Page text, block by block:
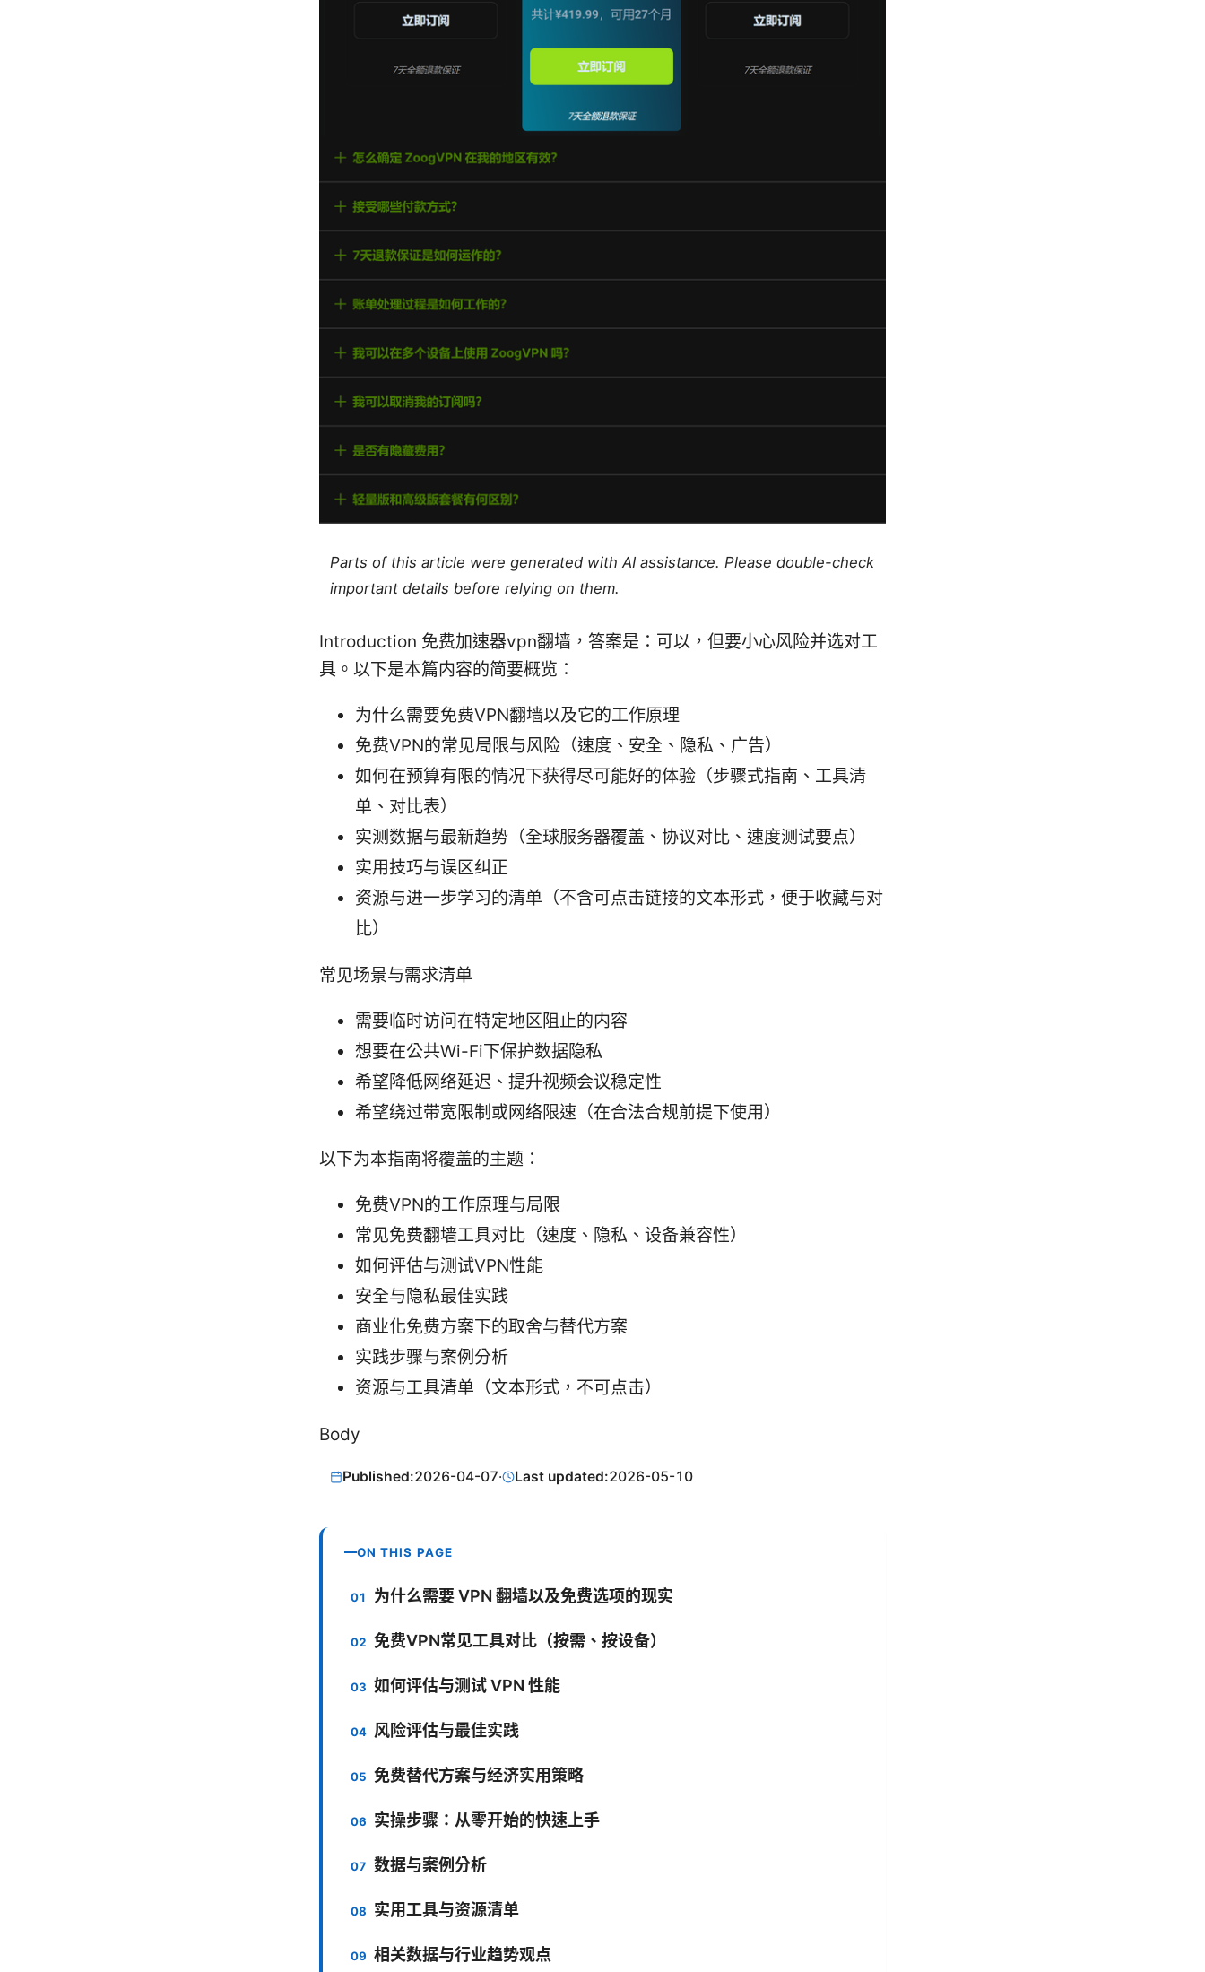
Parts of this article were generated with AI assistance. Please double-check
important details before relying on them.
Introduction 免费加速器vpn翻墙，答案是：可以，但要小心风险并选对工
具。以下是本篇内容的简要概览：
为什么需要免费VPN翻墙以及它的工作原理
免费VPN的常见局限与风险（速度、安全、隐私、广告）
如何在预算有限的情况下获得尽可能好的体验（步骤式指南、工具清
单、对比表）
实测数据与最新趋势（全球服务器覆盖、协议对比、速度测试要点）
实用技巧与误区纠正
资源与进一步学习的清单（不含可点击链接的文本形式，便于收藏与对
比）
常见场景与需求清单
需要临时访问在特定地区阻止的内容
想要在公共Wi-Fi下保护数据隐私
希望降低网络延迟、提升视频会议稳定性
希望绕过带宽限制或网络限速（在合法合规前提下使用）
以下为本指南将覆盖的主题：
免费VPN的工作原理与局限
常见免费翻墙工具对比（速度、隐私、设备兼容性）
如何评估与测试VPN性能
安全与隐私最佳实践
商业化免费方案下的取舍与替代方案
实践步骤与案例分析
资源与工具清单（文本形式，不可点击）
Body
Published:2026-04-07· Last updated:2026-05-10
ON THIS PAGE
为什么需要 VPN 翻墙以及免费选项的现实
免费VPN常见工具对比（按需、按设备）
如何评估与测试 VPN 性能
风险评估与最佳实践
免费替代方案与经济实用策略
实操步骤：从零开始的快速上手
数据与案例分析
实用工具与资源清单
相关数据与行业趋势观点